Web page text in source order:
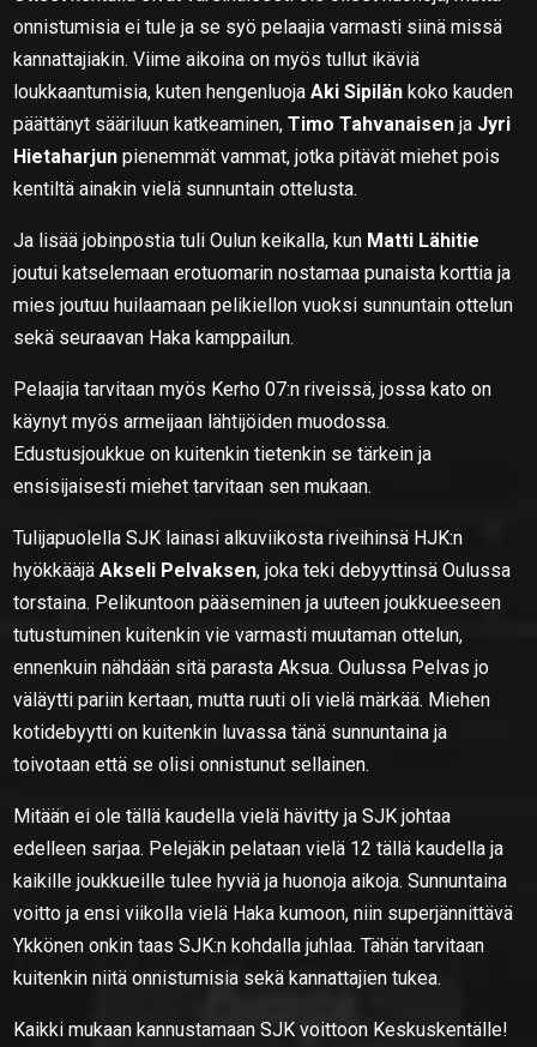
onnistumisia ei tule ja se syö pelaajia varmasti siinä missä
kannattajiakin. Viime aikoina on myös tullut ikäviä
loukkaantumisia, kuten hengenluojaAki Sipilän koko kauden
päättänyt sääriluun katkeaminen,Timo Tahvanaisen ja Jyri
Hietaharjun pienemmät vammat, jotka pitävät miehet pois
kentiltä ainakin vielä sunnuntain ottelusta.
Ja lisää jobinpostia tuli Oulun keikalla, kun Matti Lähitie
joutui katselemaan erotuomarin nostamaa punaista korttia ja
mies joutuu huilaamaan pelikiellon vuoksi sunnuntain ottelun
sekä seuraavan Haka kamppailun.
Pelaajia tarvitaan myös Kerho 07:n riveissä, jossa kato on
käynyt myös armeijaan lähtijöiden muodossa.
Edustusjoukkue on kuitenkin tietenkin se tärkein ja
ensisijaisesti miehet tarvitaan sen mukaan.
Tulijapuolella SJK lainasi alkuviikosta riveihinsä HJK:n
hyökkääjäAkseli Pelvaksen, joka teki debyyttinsä Oulussa
torstaina. Pelikuntoon pääseminen ja uuteen joukkueeseen
tutustuminen kuitenkin vie varmasti muutaman ottelun,
ennenkuin nähdään sitä parasta Aksua. Oulussa Pelvas jo
väläytti pariin kertaan, mutta ruuti oli vielä märkää. Miehen
kotidebyytti on kuitenkin luvassa tänä sunnuntaina ja
toivotaan että se olisi onnistunut sellainen.
Mitään ei ole tällä kaudella vielä hävitty ja SJK johtaa
edelleen sarjaa. Pelejäkin pelataan vielä 12 tällä kaudella ja
kaikille joukkueille tulee hyviä ja huonoja aikoja. Sunnuntaina
voitto ja ensi viikolla vielä Haka kumoon, niin superjännittävä
Ykkönen onkin taas SJK:n kohdalla juhlaa. Tähän tarvitaan
kuitenkin niitä onnistumisia sekä kannattajien tukea.
Kaikki mukaan kannustamaan SJK voittoon Keskuskentälle!